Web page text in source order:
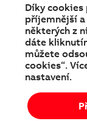
© Copyright
Díky cookies
příjemnější a
některých z
dáte
můžete
cookies“.
nastavení.